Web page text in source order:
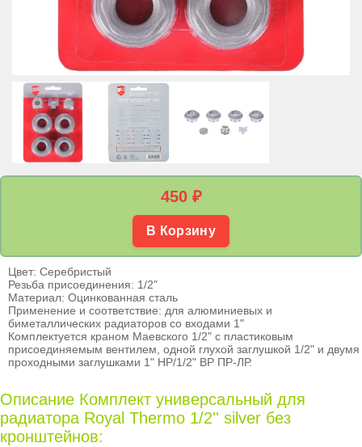
450 ₽
В Корзину
Цвет: Серебристый
Резьба присоединения: 1/2"
Материал: Оцинкованная сталь
Применение и соответствие: для алюминиевых и
биметаллических радиаторов со входами 1"
Комплектуется краном Маевского 1/2" с пластиковым
присоединяемым вентилем, одной глухой заглушкой 1/2" и двумя
проходными заглушками 1" НР/1/2" ВР ПР-ЛР.
Описание Комплект универсальный для
радиатора Royal Thermo 1/2'' silver без
кронштейнов: